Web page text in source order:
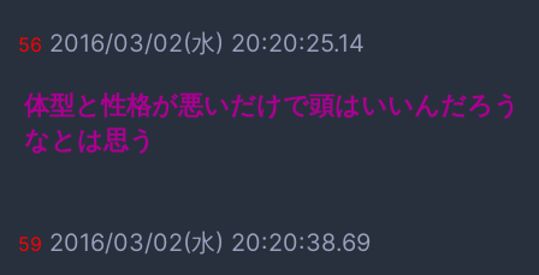
56 2016/03/02(水) 20:20:25.14
体型と性格が悪いだけで頭はいいんだろう
なとは思う
59 2016/03/02(水) 20:20:38.69